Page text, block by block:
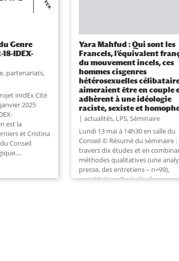
Genre
IDEX-
partenariats,
inIdEx Cité
2025
est la
et Cristina
Conseil
Yara Mahfud : Qui sont les
Francels, l’équivalent
du mouvement incels, ces
hommes cisgenres
hétérosexuelles
aimeraient être en couple
adhèrent à une idéologie
raciste, sexiste et
actualités, LPS,Séminaire
Lundi 13 mai à 14h30 en salle du
Conseil © Résumé du séminaire :
travers dix études et en
méthodes qualitatives (une
presse, des entretiens – n=99),
quantitatives (trois études